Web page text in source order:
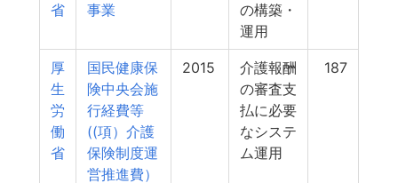
省
事業
の構築・
運用
厚
生
労
働
省
国民健康保
険中央会施
行経費等
((項）介護
保険制度運
営推進費）
2015
介護報酬
の審査支
払に必要
なシステ
ム運用
187